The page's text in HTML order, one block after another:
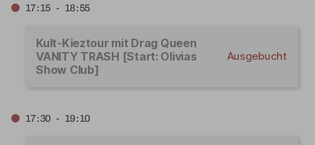
17:15 - 18:55
Kult-Kieztour mit Drag Queen
VANITY TRASH [Start: Olivias
Show Club]
Ausgebucht
17:30 - 19:10